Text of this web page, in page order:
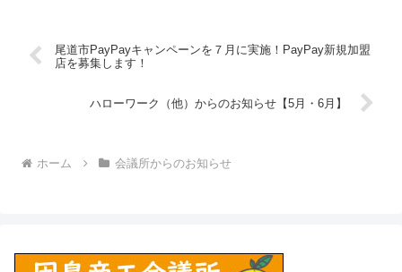
尾道市PayPayキャンペーンを７月に実施！PayPay新規加盟
店を募集します！
ハローワーク（他）からのお知らせ【5月・6月】
ホーム 会議所からのお知らせ